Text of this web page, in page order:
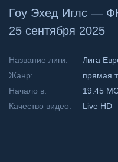
Гоу Эхед Иглс —
25 сентября 2025
Название лиги:
Лига
Жанр:
прямая
Начало в:
19:45
Качество видео:
Live HD